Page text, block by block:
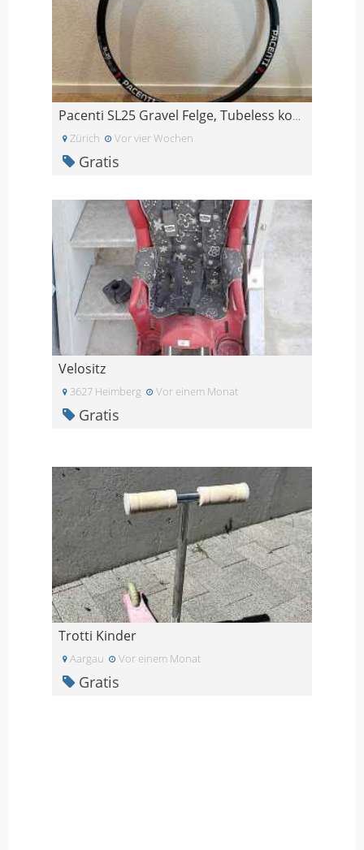
Pacenti SL25 Gravel Felge, Tubeless kompatibel, 28
Zürich Vor vier Wochen
Gratis
Velositz
3627 Heimberg Vor einem Monat
Gratis
Trotti Kinder
Aargau Vor einem Monat
Gratis